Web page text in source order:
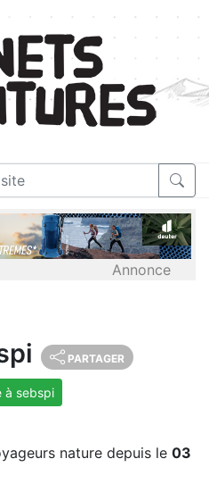
Annonce
PARTAGER
à sebspi
nature depuis le 03